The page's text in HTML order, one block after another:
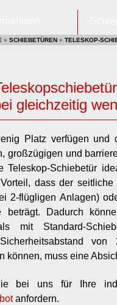
» SCHIEBETÜREN » TELESKOP-
gleichzeitig
Platz verfügen und
großzügigen und
Teleskop-Schiebetür
dass der
2-flügligen Anlagen)
beträgt. Dadurch
mit Standard-
Sicherheitsabstand
können, muss eine
bei uns für Ihre
anfordern.